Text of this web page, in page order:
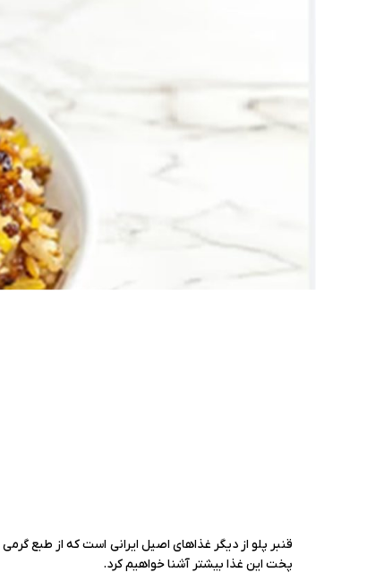
قنبر پلو از دیگر غذاهای اصیل ایرانی است که از طبع
پخت این غذا بیشتر آشنا خواهیم کرد.